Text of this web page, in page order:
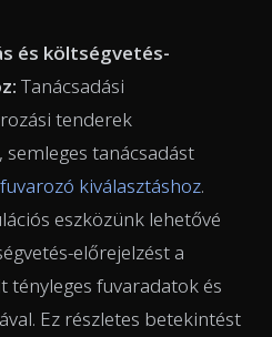
és költségvetés-
Tanácsadási
tenderek
semleges tanácsadást
fuvarozó kiválasztáshoz.
eszközünk lehetővé
előrejelzést a
tényleges fuvaradatok és
Ez részletes betekintést